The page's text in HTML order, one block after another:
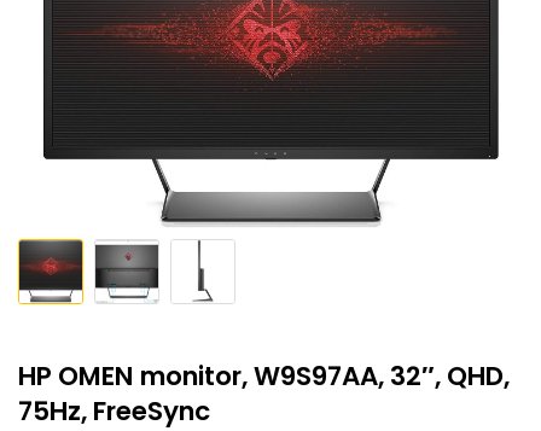
HP OMEN monitor, W9S97AA, 32″, QHD,
75Hz, FreeSync